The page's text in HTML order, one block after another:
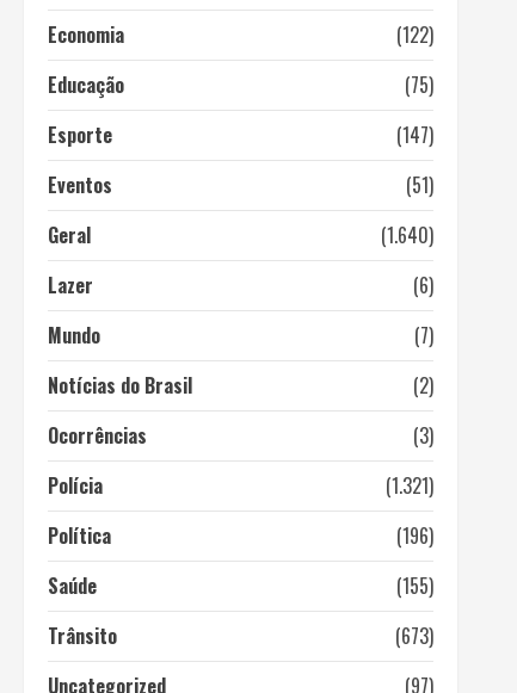
Economia
(122)
Educação
(75)
Esporte
(147)
Eventos
(51)
Geral
(1.640)
Lazer
(6)
Mundo
(7)
Notícias do Brasil
(2)
Ocorrências
(3)
Polícia
(1.321)
Política
(196)
Saúde
(155)
Trânsito
(673)
Uncategorized
(97)